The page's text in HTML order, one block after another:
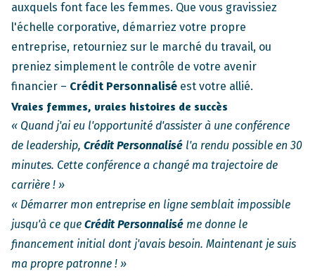
auxquels font face les femmes. Que vous gravissiez
l'échelle corporative, démarriez votre propre
entreprise, retourniez sur le marché du travail, ou
preniez simplement le contrôle de votre avenir
financier – Crédit Personnalisé est votre allié.
Vraies femmes, vraies histoires de succès
« Quand j'ai eu l'opportunité d'assister à une conférence
de leadership, Crédit Personnalisé l'a rendu possible en 30
minutes. Cette conférence a changé ma trajectoire de
carrière ! »
« Démarrer mon entreprise en ligne semblait impossible
jusqu'à ce que Crédit Personnalisé me donne le
financement initial dont j'avais besoin. Maintenant je suis
ma propre patronne ! »